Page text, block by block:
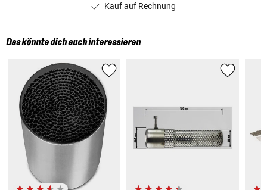
Kauf auf Rechnung
Das könnte dich auch interessieren